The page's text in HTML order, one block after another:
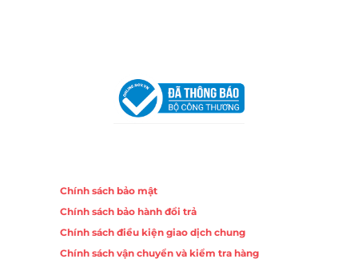
Chính sách bảo mật
Chính sách bảo hành đổi trả
Chính sách điều kiện giao dịch chung
Chính sách vận chuyển và kiểm tra hàng